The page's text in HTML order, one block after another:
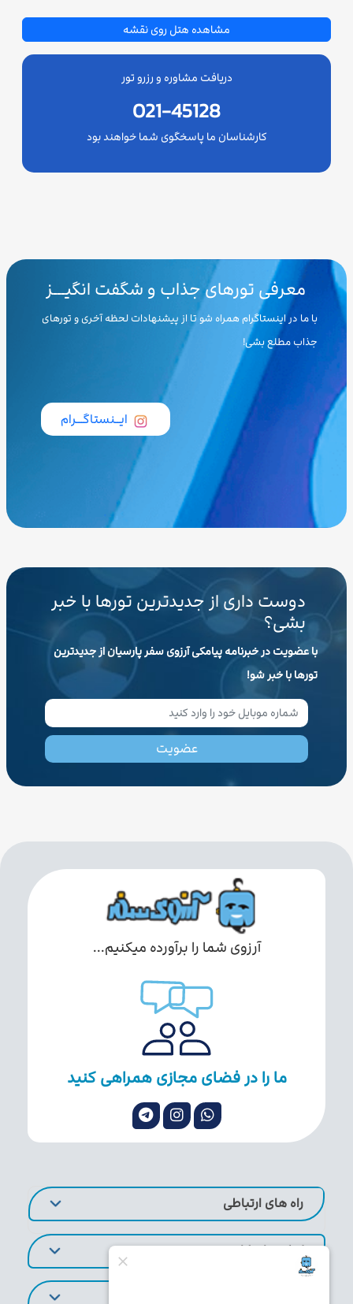
مشاهده هتل روی نقشه
دریافت مشاوره و رزرو تور
021-45128
کارشناسان ما پاسخگوی شما خواهند بود
معرفی تورهای جذاب و شگفت انگیـــز
با ما در اینستاگرام همراه شو تا از پیشنهادات لحظه آخری و تورهای
جذاب مطلع بشی!
ایــنستاگـــرام
دوست داری از جدیدترین تورها با خبر
بشی؟
با عضویت در خبرنامه پیامکی آرزوی سفر پارسیان از جدیدترین
تورها با خبر شو!
عضویت
آرزوی شما را برآورده میکنیم...
ما را در فضای مجازی همراهی کنید
راه های ارتباطی
لینک های کاربردی